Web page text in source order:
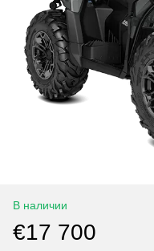
В наличии
€17 700